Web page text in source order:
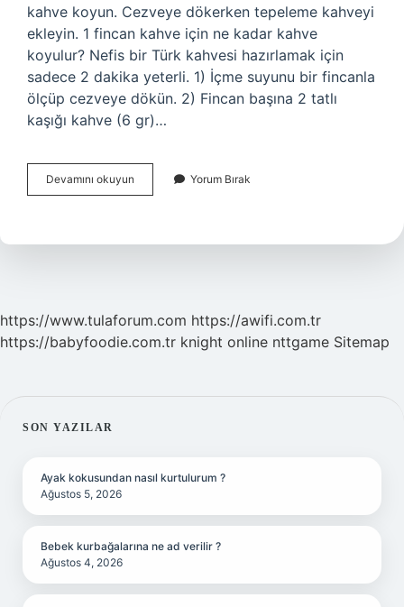
kahve koyun. Cezveye dökerken tepeleme kahveyi
ekleyin. 1 fincan kahve için ne kadar kahve
koyulur? Nefis bir Türk kahvesi hazırlamak için
sadece 2 dakika yeterli. 1) İçme suyunu bir fincanla
ölçüp cezveye dökün. 2) Fincan başına 2 tatlı
kaşığı kahve (6 gr)…
Devamını okuyun
Makinesine
Kahve
Yorum Bırak
https://www.tulaforum.com https://awifi.com.tr
https://babyfoodie.com.tr knight online nttgame Sitemap
SIDEBAR
SON YAZILAR
Ayak kokusundan nasıl kurtulurum ?
Ağustos 5, 2026
Bebek kurbağalarına ne ad verilir ?
Ağustos 4, 2026